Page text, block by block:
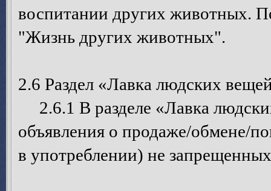
воспитании других животных.
"Жизнь других животных".
2.6 Раздел «Лавка людских
2.6.1 В разделе «Лавка
объявления о продаже/обмене/
в употреблении) не